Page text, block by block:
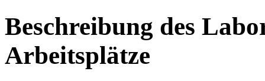
Beschreibung des
Arbeitsplätze